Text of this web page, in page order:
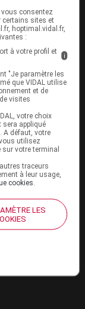
vous consentez
certains sites et
hoptimal.vidal.fr,
:
à votre profil et
i
"Je paramètre les
que VIDAL utilise
et de
visites
votre choix
sera appliqué
A défaut, votre
utilisez
votre terminal
traceurs
à leur usage,
cookies
LES